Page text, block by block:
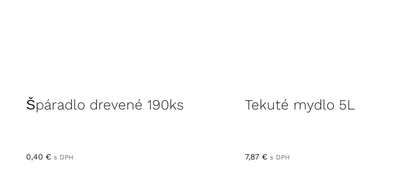
Špáradlo drevené 190ks
0,40 € s DPH
Tekuté mydlo 5L
7,87 € s DPH